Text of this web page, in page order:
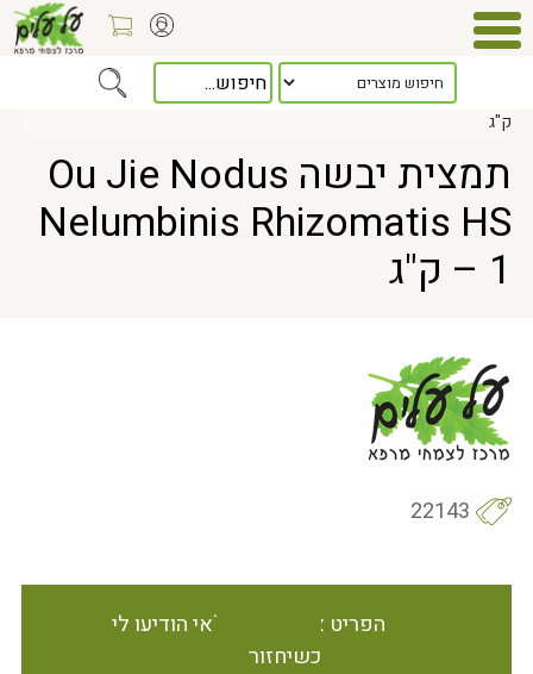
> תמצית יבשה Ou Jie Nodus Nelumbinis Rhizomatis HS – 1
ק"ג
תמצית יבשה Ou Jie Nodus
Nelumbinis Rhizomatis HS
– 1 ק"ג
22143
הפריט אינו זמין במלאי הודיעו לי
כשיחזור